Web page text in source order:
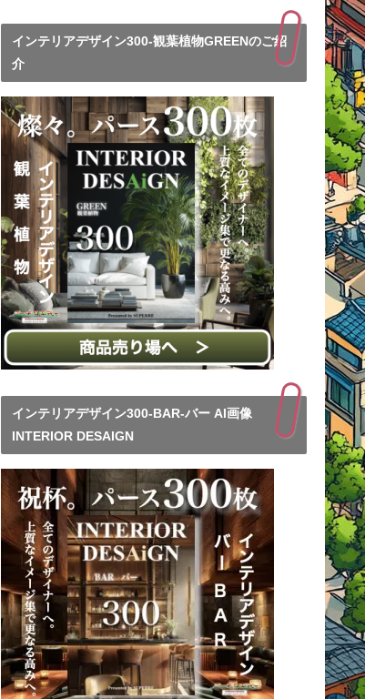
インテリアデザイン300-観葉植物GREENのご紹
介
インテリアデザイン300-BAR-バー AI画像
INTERIOR DESAIGN